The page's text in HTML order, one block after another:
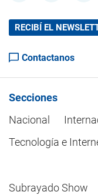
RECIBÍ EL
Contactanos
Secciones
Nacional
Tecnología e
Subrayado Show